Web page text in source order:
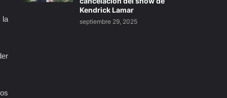
la
Kendrick Lamar
septiembre 29, 2025